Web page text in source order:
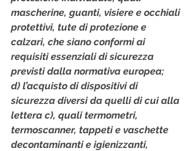
mascherine, guanti, visiere e occhiali
protettivi, tute di protezione e
calzari, che siano conformi ai
requisiti essenziali di sicurezza
previsti dalla normativa europea;
d) l’acquisto di dispositivi di
sicurezza diversi da quelli di cui alla
lettera c), quali termometri,
termoscanner, tappeti e vaschette
decontaminanti e igienizzanti,